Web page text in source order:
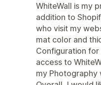
WhiteWall is my
addition to
who visit my
mat color and
Configuration
access to
my Photography